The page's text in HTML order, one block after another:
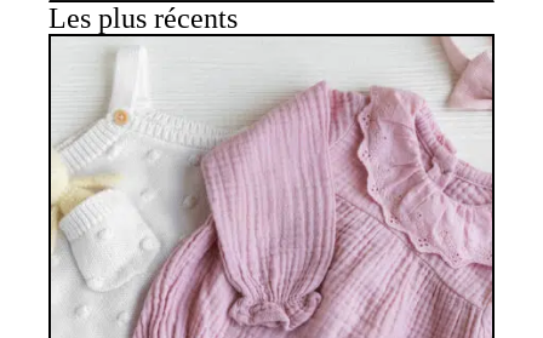
Les plus récents